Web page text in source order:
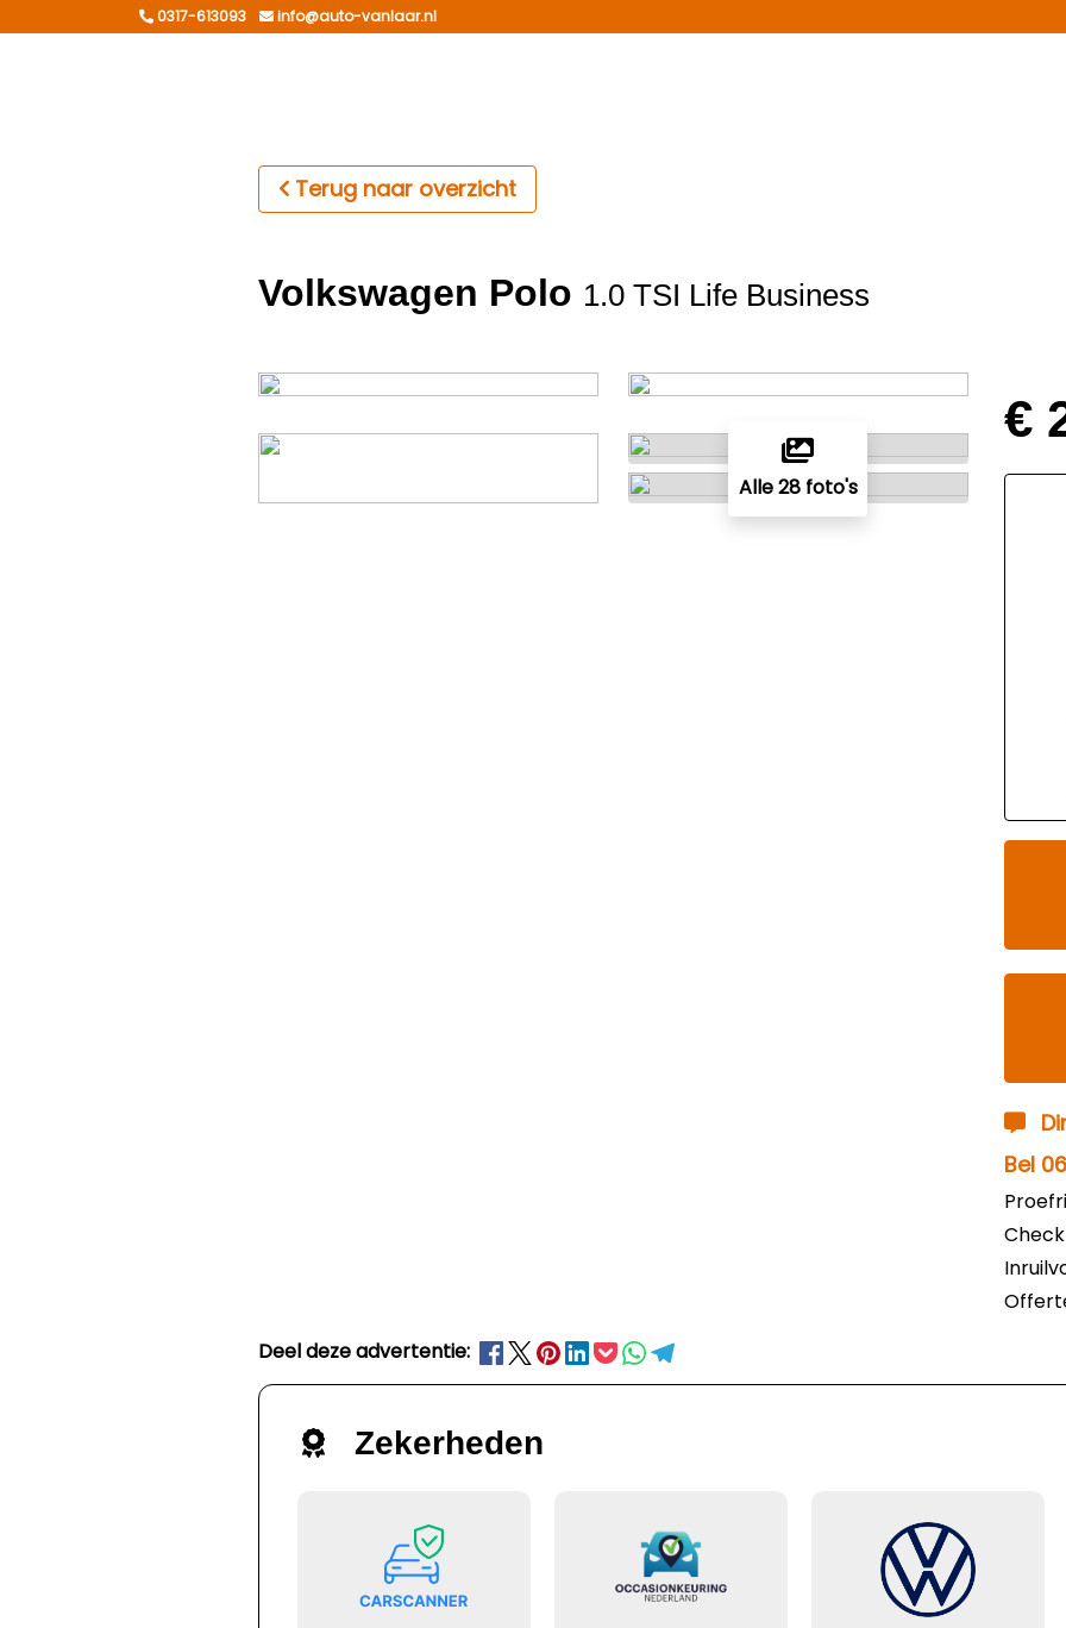
0317-613093 info@auto-vanlaar.nl
Terug naar overzicht
Volkswagen Polo 1.0 TSI Life Business
Alle 28 foto's
€
Bel
Deel deze advertentie:
Zekerheden